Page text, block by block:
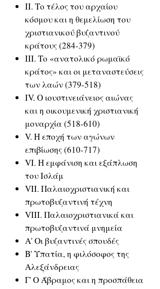
ΙΙ. Το τέλος του αρχαίου
κόσμου και η θεμελίωση του
χριστιανικού βυζαντινού
κράτους (284-379)
ΙΙΙ. Το «ανατολικό ρωμαϊκό
κράτος» και οι μεταναστεύσεις
των λαών (379-518)
IV. Ο ιουστινειάνειος αιώνας
και η οικουμενική χριστιανική
μοναρχία (518-610)
V. Η εποχή των αγώνων
επιβίωσης (610-717)
VI. Η εμφάνιση και εξάπλωση
του Ισλάμ
VII. Παλαιοχριστιανική και
πρωτοβυζαντινή τέχνη
VIII. Παλαιοχριστιανικά και
πρωτοβυζαντινά μνημεία
Α' Οι βυζαντινές σπουδές
Β' Υπατία, η φιλόσοφος της
Αλεξάνδρειας
Γ' Ο Άβραμος και η προσπάθεια